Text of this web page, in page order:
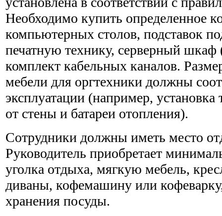
Необходимо купить определенное
компьютерных столов, подставок
печатную технику, серверный шкаф
комплект кабельных каналов.
мебели для оргтехники должны
эксплуатации (например, установка
от стены и батареи отопления).
Сотрудники должны иметь место
Руководитель приобретает
уголка отдыха, мягкую мебель,
диваны, кофемашину или
хранения посуды.